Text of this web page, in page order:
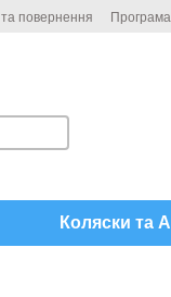
повернення
Коляски та